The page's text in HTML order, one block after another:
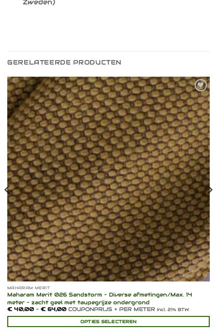
Zweden)
GERELATEERDE PRODUCTEN
Toevoegen
aan
verlanglijst
MAHARAM MERIT
Maharam Merit 026 Sandstorm – Diverse afmetingen/Max. 14
meter – zacht geel met taupegrijze ondergrond
€40,00 - €64,00Prijsklasse:
tot
€ 64,00
COUPONPRIJS + PER METER Incl. 21% BTW
OPTIES SELECTEREN